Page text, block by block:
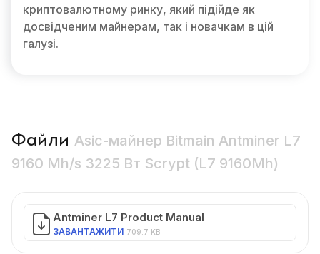
криптовалютному ринку, який підійде як
досвідченим майнерам, так і новачкам в цій
галузі.
Файли Asic-майнер Bitmain Antminer L7
9160 Mh/s 3225 Вт Scrypt (L7 9160Mh)
Antminer L7 Product Manual
ЗАВАНТАЖИТИ 709.7 KB